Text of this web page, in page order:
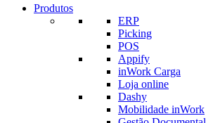
Produtos
ERP
Picking
POS
Appify
inWork Carga
Loja online
Dashy
Mobilidade inWork